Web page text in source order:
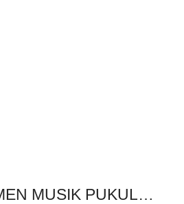
MUSIK PUKUL…